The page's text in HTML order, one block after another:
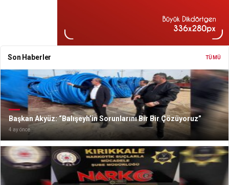
Son Haberler TÜMÜ
Başkan Akyüz: “Balışeyh’in Sorunlarını Bir Bir Çözüyoruz”
4 ay önce